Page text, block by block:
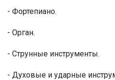
- Фортепиано.
- Орган.
- Струнные инструменты.
- Духовые и ударные